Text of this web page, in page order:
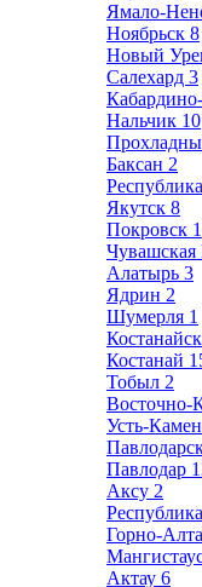
Ямало-
Ноябрьск 8
Новый
Салехард 3
Нальчик 10
Баксан 2
Якутск 8
Покровск 1
Чувашская
Алатырь 3
Ядрин 2
Шумерля 1
Костанай
Тобыл 2
Восточно-
Усть-
Павлодар
Аксу 2
Горно-
Актау 6